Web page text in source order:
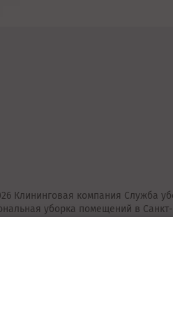
Клининговая компания Служба
уборка помещений в